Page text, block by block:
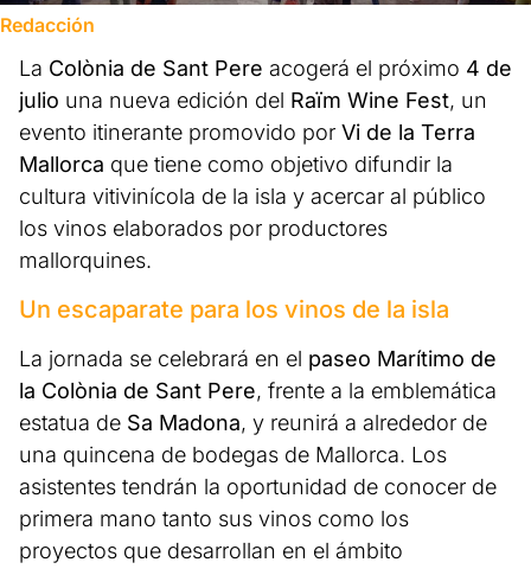
Redacción
La Colònia de Sant Pere acogerá el próximo 4 de
julio una nueva edición del Raïm Wine Fest, un
evento itinerante promovido por Vi de la Terra
Mallorca que tiene como objetivo difundir la
cultura vitivinícola de la isla y acercar al público
los vinos elaborados por productores
mallorquines.
Un escaparate para los vinos de la isla
La jornada se celebrará en el paseo Marítimo de
la Colònia de Sant Pere, frente a la emblemática
estatua de Sa Madona, y reunirá a alrededor de
una quincena de bodegas de Mallorca. Los
asistentes tendrán la oportunidad de conocer de
primera mano tanto sus vinos como los
proyectos que desarrollan en el ámbito